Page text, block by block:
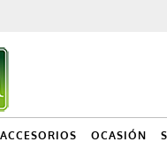
ACCESORIOS OCASIÓN